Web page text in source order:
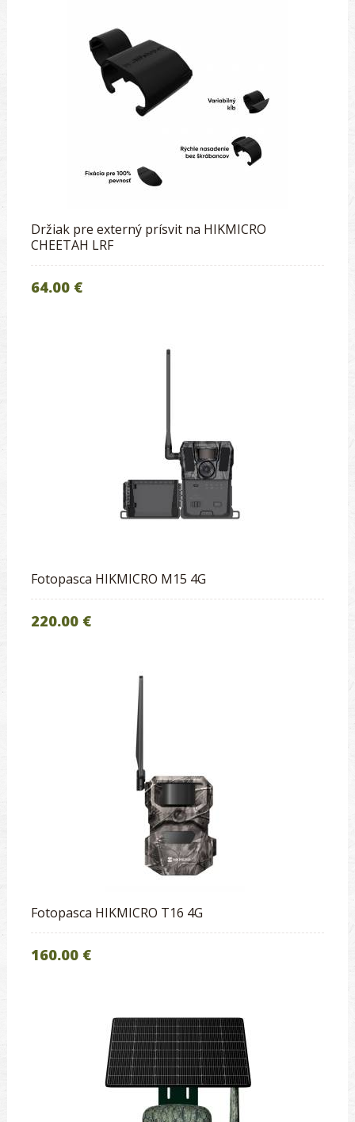
Držiak pre externý prísvit na HIKMICRO
CHEETAH LRF
64.00 €
Fotopasca HIKMICRO M15 4G
220.00 €
Fotopasca HIKMICRO T16 4G
160.00 €